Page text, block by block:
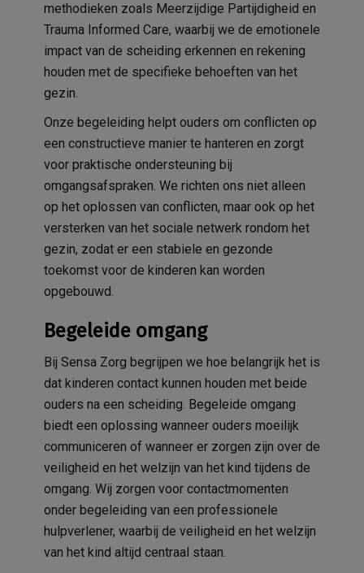
methodieken zoals Meerzijdige Partijdigheid en
Trauma Informed Care, waarbij we de emotionele
impact van de scheiding erkennen en rekening
houden met de specifieke behoeften van het
gezin.
Onze begeleiding helpt ouders om conflicten op
een constructieve manier te hanteren en zorgt
voor praktische ondersteuning bij
omgangsafspraken. We richten ons niet alleen
op het oplossen van conflicten, maar ook op het
versterken van het sociale netwerk rondom het
gezin, zodat er een stabiele en gezonde
toekomst voor de kinderen kan worden
opgebouwd.
Begeleide omgang
Bij Sensa Zorg begrijpen we hoe belangrijk het is
dat kinderen contact kunnen houden met beide
ouders na een scheiding. Begeleide omgang
biedt een oplossing wanneer ouders moeilijk
communiceren of wanneer er zorgen zijn over de
veiligheid en het welzijn van het kind tijdens de
omgang. Wij zorgen voor contactmomenten
onder begeleiding van een professionele
hulpverlener, waarbij de veiligheid en het welzijn
van het kind altijd centraal staan.